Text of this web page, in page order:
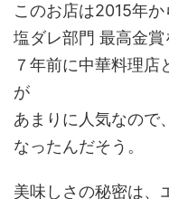
このお店は2015年か
塩ダレ部門 最高金賞
７年前に中華料理
が
あまりに人気なので
なったんだそう。
美味しさの秘密は、